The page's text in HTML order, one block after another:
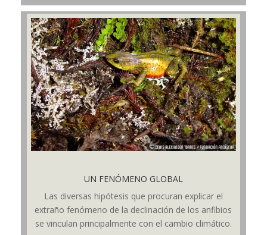
UN FENÓMENO GLOBAL
Las diversas hipótesis que procuran explicar el
extraño fenómeno de la declinación de los anfibios
se vinculan principalmente con el cambio climático.